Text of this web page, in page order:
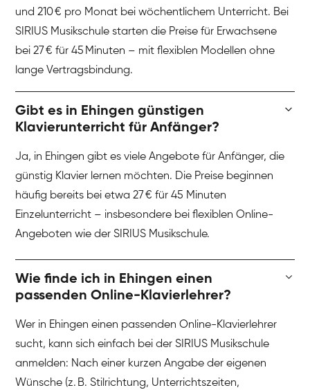
und 210 € pro Monat bei wöchentlichem Unterricht. Bei
SIRIUS Musikschule starten die Preise für Erwachsene
bei 27 € für 45 Minuten – mit flexiblen Modellen ohne
lange Vertragsbindung.
Gibt es in Ehingen günstigen
Klavierunterricht für Anfänger?
Ja, in Ehingen gibt es viele Angebote für Anfänger, die
günstig Klavier lernen möchten. Die Preise beginnen
häufig bereits bei etwa 27 € für 45 Minuten
Einzelunterricht – insbesondere bei flexiblen Online-
Angeboten wie der SIRIUS Musikschule.
Wie finde ich in Ehingen einen
passenden Online-Klavierlehrer?
Wer in Ehingen einen passenden Online-Klavierlehrer
sucht, kann sich einfach bei der SIRIUS Musikschule
anmelden: Nach einer kurzen Angabe der eigenen
Wünsche (z. B. Stilrichtung, Unterrichtszeiten,